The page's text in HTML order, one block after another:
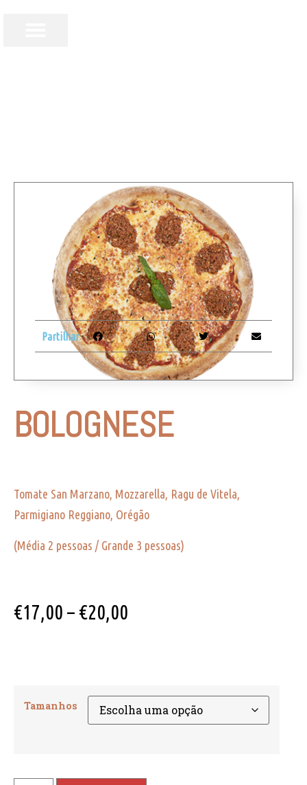
BOLOGNESE
Tomate San Marzano, Mozzarella, Ragu de Vitela,
Parmigiano Reggiano, Orégão
(Média 2 pessoas / Grande 3 pessoas)
€17,00 – €20,00
Tamanhos
Partilhar